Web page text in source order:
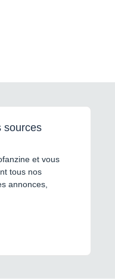
sources
et vous
tous nos
annonces,